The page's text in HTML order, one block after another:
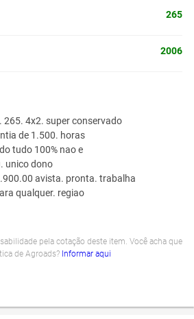
265
2006
4x2. super conservado
de 1.500. horas
tudo 100% nao e
unico dono
avista. pronta. trabalha
qualquer. regiao
pela cotação deste item. Você acha que
de Agroads? Informar aqui